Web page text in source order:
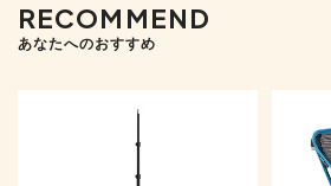
RECOMMEND
あなたへのおすすめ